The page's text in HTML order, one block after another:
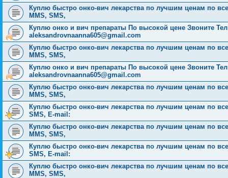
Куплю быстро онко-вич лекарства по лучшим ценам по
MMS, SMS,
Куплю онко и вич препараты По высокой цене Звоните
aleksandrovnaanna605@gmail.com
Куплю быстро онко-вич лекарства по лучшим ценам по
MMS, SMS,
Куплю онко и вич препараты По высокой цене Звоните
aleksandrovnaanna605@gmail.com
Куплю быстро онко-вич лекарства по лучшим ценам по
MMS, SMS,
Куплю быстро онко-вич лекарства по лучшим ценам по
SMS, E-mail:
Куплю быстро онко-вич лекарства по лучшим ценам по
MMS, SMS,
Куплю быстро онко-вич лекарства по лучшим ценам по
SMS, E-mail:
Куплю быстро онко-вич лекарства по лучшим ценам по
MMS, SMS,